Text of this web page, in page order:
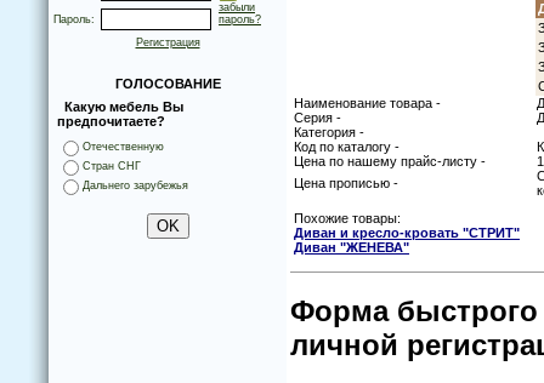
Пароль:
забыли
пароль?
Регистрация
ГОЛОСОВАНИЕ
Какую мебель Вы
предпочитаете?
Отечественную
Стран СНГ
Дальнего зарубежья
Наименование товара -
Серия -
Категория -
Код по каталогу -
Цена по нашему прайс-листу -
Цена прописью -
Похожие товары:
Диван и креслo-крoвать "СТРИТ"
Диван "ЖЕНЕВА"
Форма быстрого
личной